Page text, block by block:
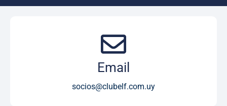
Email
socios@clubelf.com.uy